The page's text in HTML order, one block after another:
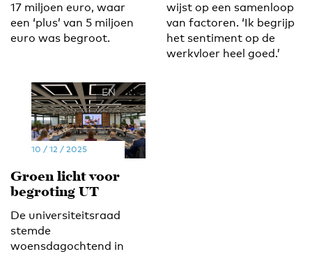
17 miljoen euro, waar
een ‘plus’ van 5 miljoen
euro was begroot.
wijst op een samenloop
van factoren. ‘Ik begrijp
het sentiment op de
werkvloer heel goed.’
EN NL
10 / 12 / 2025
Groen licht voor
begroting UT
De universiteitsraad
stemde
woensdagochtend in